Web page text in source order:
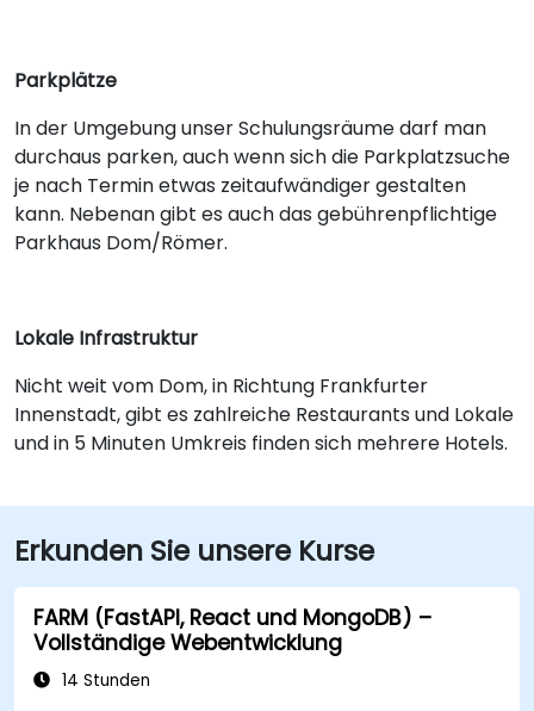
Parkplätze
In der Umgebung unser Schulungsräume darf man
durchaus parken, auch wenn sich die Parkplatzsuche
je nach Termin etwas zeitaufwändiger gestalten
kann. Nebenan gibt es auch das gebührenpflichtige
Parkhaus Dom/Römer.
Lokale Infrastruktur
Nicht weit vom Dom, in Richtung Frankfurter
Innenstadt, gibt es zahlreiche Restaurants und Lokale
und in 5 Minuten Umkreis finden sich mehrere Hotels.
Erkunden Sie unsere Kurse
FARM (FastAPI, React und MongoDB) –
Vollständige Webentwicklung
14 Stunden